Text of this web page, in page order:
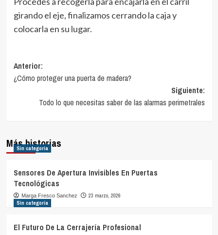
girando el eje, finalizamos cerrando la caja y
colocarla en su lugar.
Navegación
de
entradas
Anterior:
¿Cómo proteger una puerta de madera?
Siguiente:
Todo lo que necesitas saber de las alarmas perimetrales
Más historias
Sin categoría
Sensores De Apertura Invisibles En Puertas
Tecnológicas
Marga Fresco Sanchez
23 marzo, 2026
Sin categoría
El Futuro De La Cerrajería Profesional